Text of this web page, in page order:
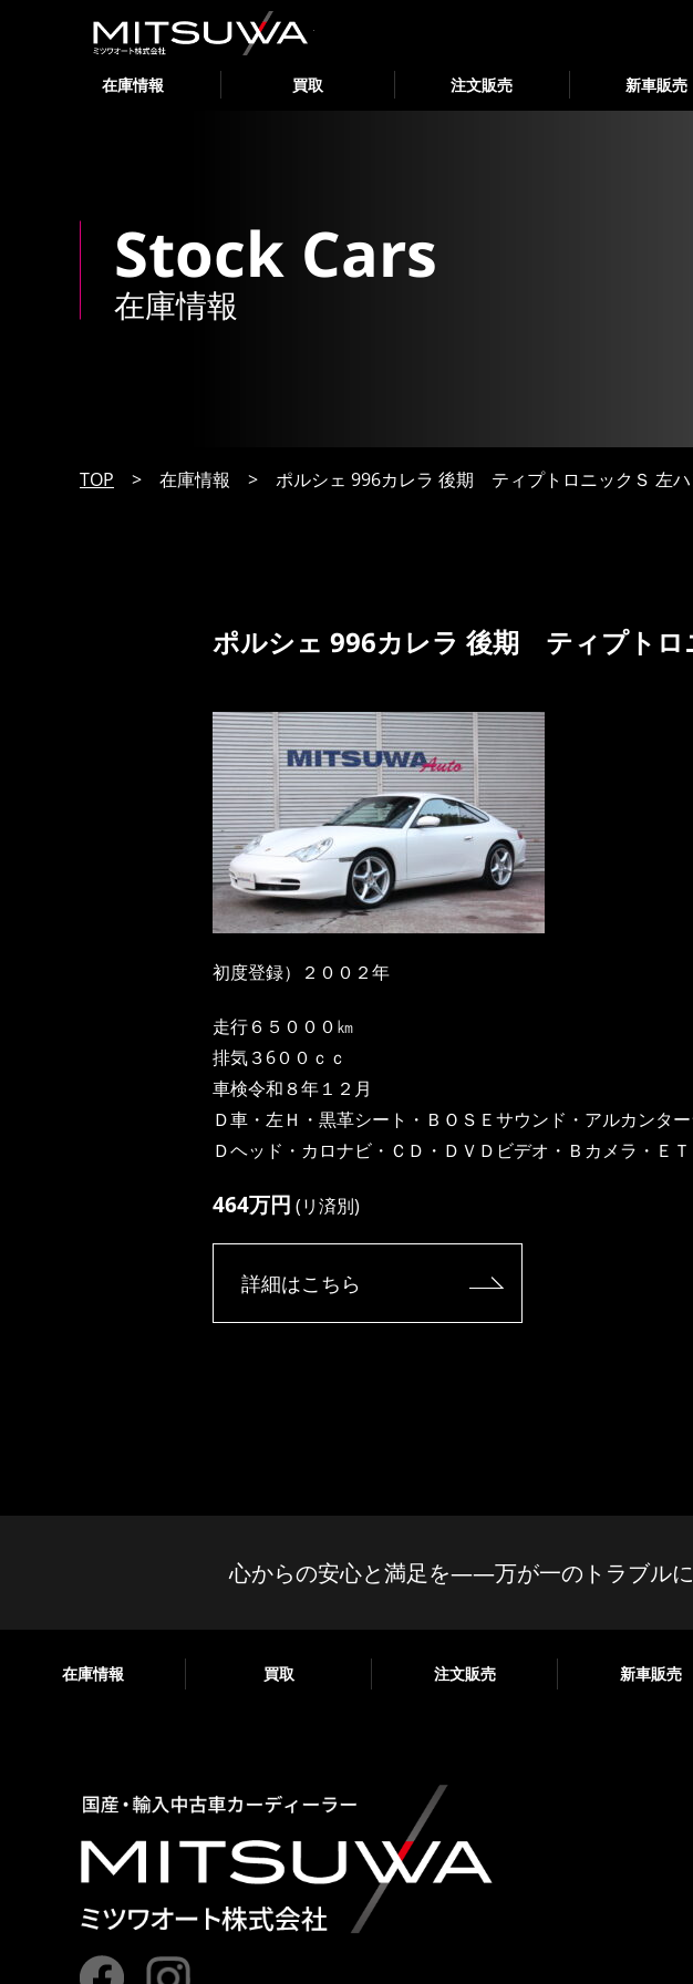
在庫情報 買取 注文販売 新車販売
Stock Cars
在庫情報
TOP > 在庫情報 > ポルシェ 996カレラ 後期 ティプトロニックＳ 左
ポルシェ 996カレラ 後期 ティプトロ
初度登録）２００２年
走行６５０００㎞
排気３6００ｃｃ
車検令和８年１２月
Ｄ車・左Ｈ・黒革シート・ＢＯＳＥサウンド・アルカンタ
Ｄヘッド・カロナビ・ＣＤ・ＤＶＤビデオ・Ｂカメラ・Ｅ
464万円 (リ済別)
詳細はこちら
心からの安心と満足を——万が一のトラブル
在庫情報 買取 注文販売 新車販売